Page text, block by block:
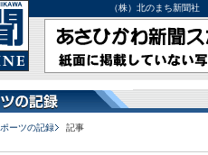
（株）北のまち新聞
ーツの記録 記事